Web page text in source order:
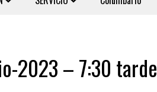
2023 – 7:30 tarde